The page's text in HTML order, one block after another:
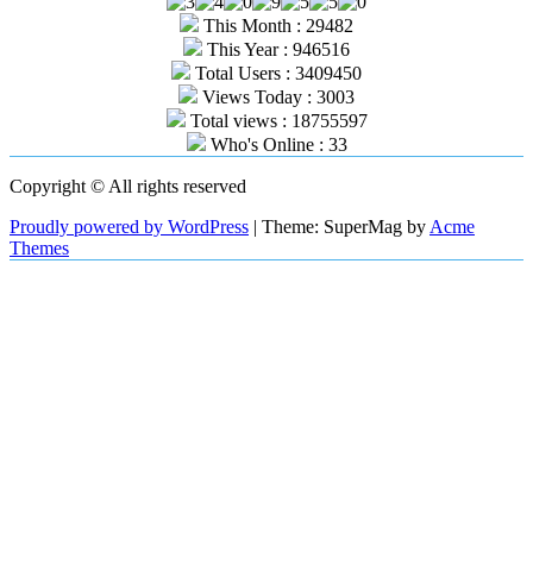
This Month : 29482
This Year : 946516
Total Users : 3409450
Views Today : 3003
Total views : 18755597
Who's Online : 33
Copyright © All rights reserved
Proudly powered by WordPress | Theme: SuperMag by Acme
Themes